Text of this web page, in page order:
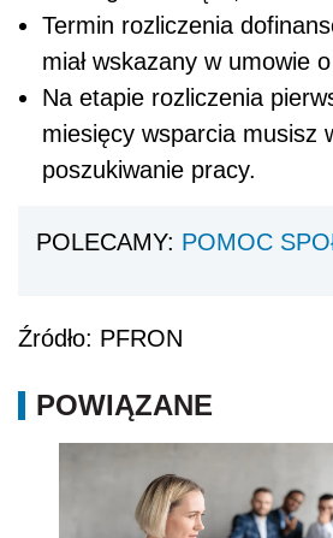
Termin rozliczenia
miał wskazany w umowie
Na etapie rozliczenia
miesięcy wsparcia musisz
poszukiwanie pracy.
POLECAMY: POMOC
Źródło: PFRON
POWIĄZANE